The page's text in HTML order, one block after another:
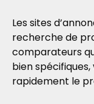
Les sites
recherche de
comparateurs
bien
rapidement le